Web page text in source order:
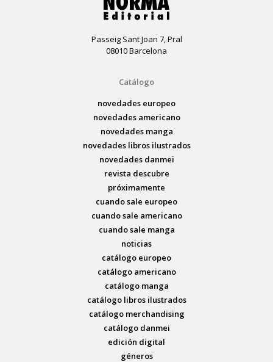
Passeig Sant Joan 7, Pral
08010 Barcelona
Catálogo
novedades europeo
novedades americano
novedades manga
novedades libros ilustrados
novedades danmei
revista descubre
próximamente
cuando sale europeo
cuando sale americano
cuando sale manga
noticias
catálogo europeo
catálogo americano
catálogo manga
catálogo libros ilustrados
catálogo merchandising
catálogo danmei
edición digital
géneros